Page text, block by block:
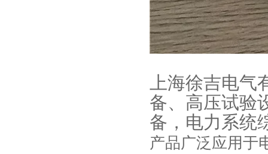
上海徐吉电气
备、 高压试验
备 ， 电力系统
产品广泛应用于